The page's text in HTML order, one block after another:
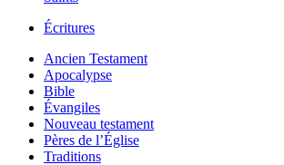
Écritures
Ancien Testament
Apocalypse
Bible
Évangiles
Nouveau testament
Pères de l’Église
Traditions